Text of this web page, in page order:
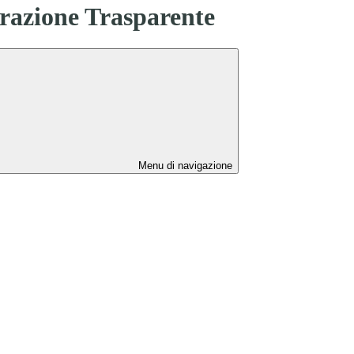
Trasparente
Menu di navigazione